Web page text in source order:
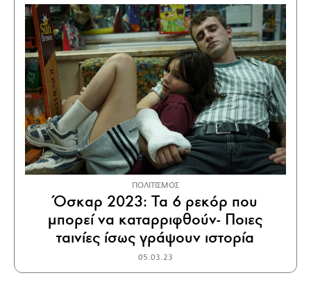
ΠΟΛΙΤΙΣΜΟΣ
Όσκαρ 2023: Τα 6 ρεκόρ που
μπορεί να καταρριφθούν- Ποιες
ταινίες ίσως γράψουν ιστορία
05.03.23